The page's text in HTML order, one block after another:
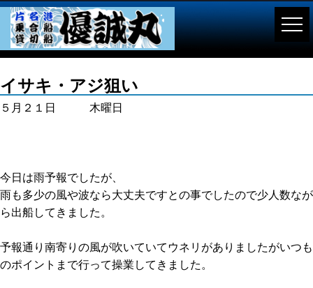
イサキ・アジ狙い
５月２１日 木曜日
今日は雨予報でしたが、
雨も多少の風や波なら大丈夫ですとの事でしたので少人数なが
ら出船してきました。
予報通り南寄りの風が吹いていてウネリがありましたがいつも
のポイントまで行って操業してきました。